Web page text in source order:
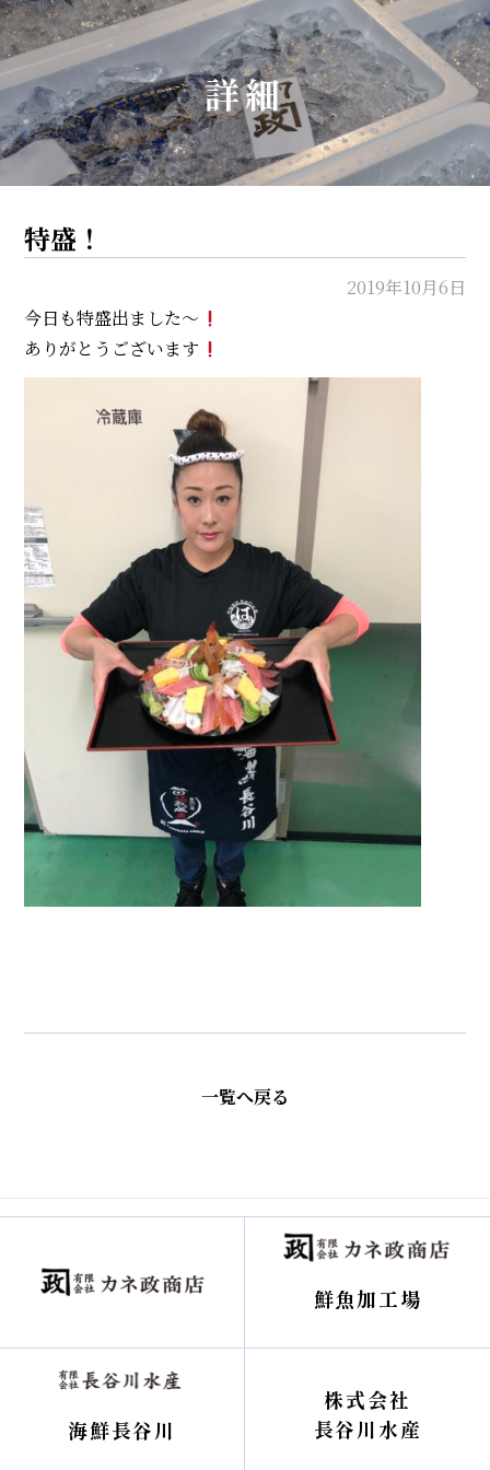
詳細
特盛！
2019年10月6日
今日も特盛出ました〜
ありがとうございます
一覧へ戻る
鮮魚加工場
海鮮長谷川
株式会社
長谷川水産